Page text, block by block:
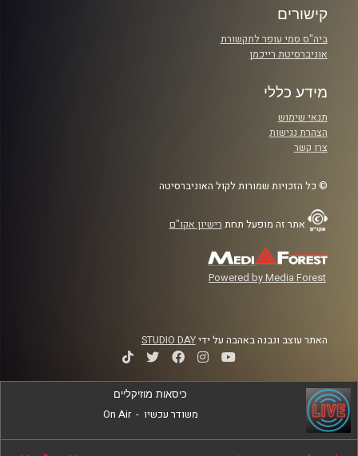
קישורים
ביה"ס סמי עופר לתקשורת
אוניברסיטת רייכמן
מידע כללי
תנאי שימוש
הצהרת נגישות
צרו קשר
© כל הזכויות שמורות לקול האוניברסיטה
אתר זה מופעל תחת רישיון אקו"ם
Powered by Media Forest
האתר עוצב ונבנה באהבה על ידיSTUDIO DAY
כיסאות מוזיקליים
משודר עכשיו -
On Air